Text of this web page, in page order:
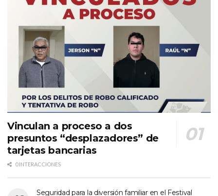
Vinculan a proceso a dos
presuntos “desplazadores” de
tarjetas bancarias
0 INTERACCIONES
Seguridad para la diversión familiar en el Festival